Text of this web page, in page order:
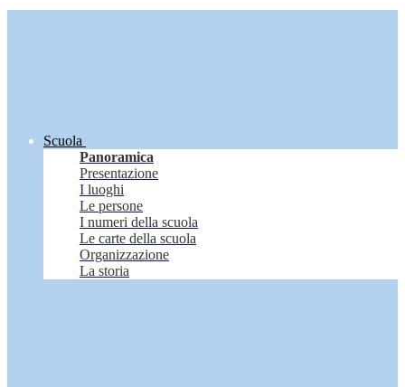
Scuola
Panoramica
Presentazione
I luoghi
Le persone
I numeri della scuola
Le carte della scuola
Organizzazione
La storia